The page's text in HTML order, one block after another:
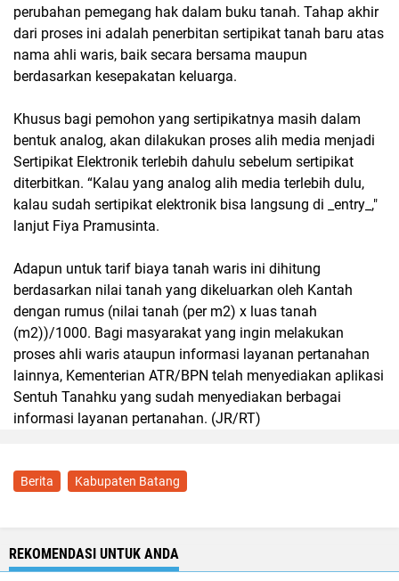
perubahan pemegang hak dalam buku tanah. Tahap akhir
dari proses ini adalah penerbitan sertipikat tanah baru atas
nama ahli waris, baik secara bersama maupun
berdasarkan kesepakatan keluarga.
Khusus bagi pemohon yang sertipikatnya masih dalam
bentuk analog, akan dilakukan proses alih media menjadi
Sertipikat Elektronik terlebih dahulu sebelum sertipikat
diterbitkan. “Kalau yang analog alih media terlebih dulu,
kalau sudah sertipikat elektronik bisa langsung di _entry_,"
lanjut Fiya Pramusinta.
Adapun untuk tarif biaya tanah waris ini dihitung
berdasarkan nilai tanah yang dikeluarkan oleh Kantah
dengan rumus (nilai tanah (per m2) x luas tanah
(m2))/1000. Bagi masyarakat yang ingin melakukan
proses ahli waris ataupun informasi layanan pertanahan
lainnya, Kementerian ATR/BPN telah menyediakan aplikasi
Sentuh Tanahku yang sudah menyediakan berbagai
informasi layanan pertanahan. (JR/RT)
Berita Kabupaten Batang
REKOMENDASI UNTUK ANDA